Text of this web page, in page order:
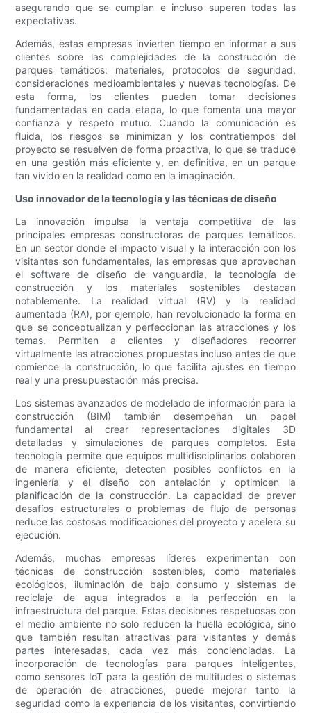
asegurando que se cumplan e incluso superen todas las
expectativas.
Además, estas empresas invierten tiempo en informar a sus
clientes sobre las complejidades de la construcción de
parques temáticos: materiales, protocolos de seguridad,
consideraciones medioambientales y nuevas tecnologías. De
esta forma, los clientes pueden tomar decisiones
fundamentadas en cada etapa, lo que fomenta una mayor
confianza y respeto mutuo. Cuando la comunicación es
fluida, los riesgos se minimizan y los contratiempos del
proyecto se resuelven de forma proactiva, lo que se traduce
en una gestión más eficiente y, en definitiva, en un parque
tan vívido en la realidad como en la imaginación.
Uso innovador de la tecnología y las técnicas de diseño
La innovación impulsa la ventaja competitiva de las
principales empresas constructoras de parques temáticos.
En un sector donde el impacto visual y la interacción con los
visitantes son fundamentales, las empresas que aprovechan
el software de diseño de vanguardia, la tecnología de
construcción y los materiales sostenibles destacan
notablemente. La realidad virtual (RV) y la realidad
aumentada (RA), por ejemplo, han revolucionado la forma en
que se conceptualizan y perfeccionan las atracciones y los
temas. Permiten a clientes y diseñadores recorrer
virtualmente las atracciones propuestas incluso antes de que
comience la construcción, lo que facilita ajustes en tiempo
real y una presupuestación más precisa.
Los sistemas avanzados de modelado de información para la
construcción (BIM) también desempeñan un papel
fundamental al crear representaciones digitales 3D
detalladas y simulaciones de parques completos. Esta
tecnología permite que equipos multidisciplinarios colaboren
de manera eficiente, detecten posibles conflictos en la
ingeniería y el diseño con antelación y optimicen la
planificación de la construcción. La capacidad de prever
desafíos estructurales o problemas de flujo de personas
reduce las costosas modificaciones del proyecto y acelera su
ejecución.
Además, muchas empresas líderes experimentan con
técnicas de construcción sostenibles, como materiales
ecológicos, iluminación de bajo consumo y sistemas de
reciclaje de agua integrados a la perfección en la
infraestructura del parque. Estas decisiones respetuosas con
el medio ambiente no solo reducen la huella ecológica, sino
que también resultan atractivas para visitantes y demás
partes interesadas, cada vez más concienciadas. La
incorporación de tecnologías para parques inteligentes,
como sensores IoT para la gestión de multitudes o sistemas
de operación de atracciones, puede mejorar tanto la
seguridad como la experiencia de los visitantes, convirtiendo